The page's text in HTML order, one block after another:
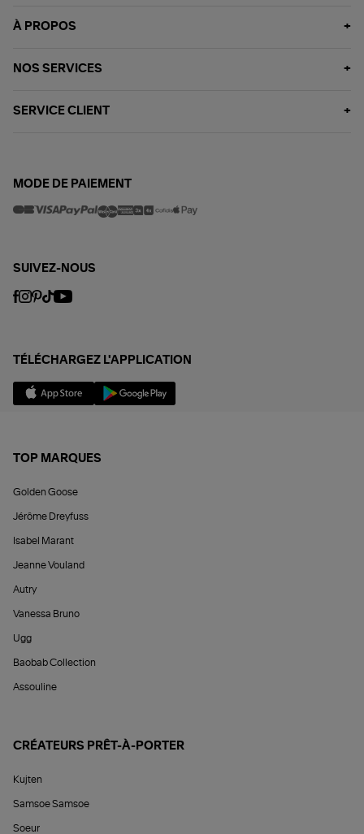
À PROPOS
NOS SERVICES
SERVICE CLIENT
MODE DE PAIEMENT
SUIVEZ-NOUS
TÉLÉCHARGEZ L'APPLICATION
TOP MARQUES
Golden Goose
Jérôme Dreyfuss
Isabel Marant
Jeanne Vouland
Autry
Vanessa Bruno
Ugg
Baobab Collection
Assouline
CRÉATEURS PRÊT-À-PORTER
Kujten
Samsoe Samsoe
Soeur